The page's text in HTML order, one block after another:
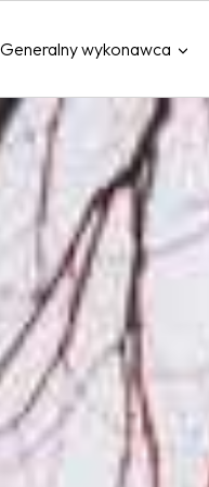
Generalny wykonawca